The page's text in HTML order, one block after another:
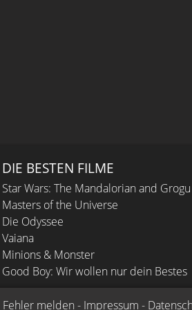
DIE BESTEN FILME
Star Wars: The Mandalorian and Grogu
Masters of the Universe
Die Odyssee
Vaiana
Minions & Monster
Good Boy: Wir wollen nur dein Bestes
Fehler melden - Impressum -